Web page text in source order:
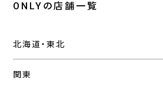
ONLYの店舗一覧
北海道・東北
関東